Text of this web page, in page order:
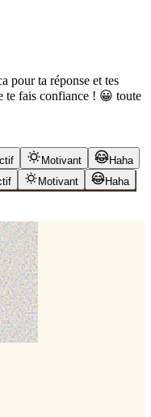
pour ta réponse et tes
te fais confiance ! 😀 toute
Motivant
Haha
Motivant
Haha